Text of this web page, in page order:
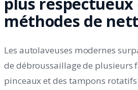
méthodes de
Les autolaveuses modernes
de débroussaillage de plusieurs
pinceaux et des tampons